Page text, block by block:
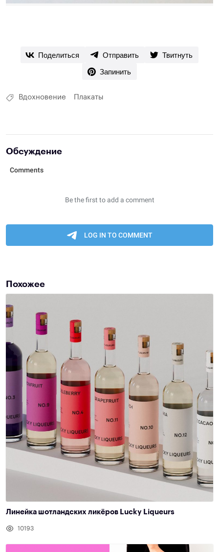
Поделиться Отправить
Твитнуть
Запинить
Вдохновение Плакаты
Обсуждение
Похожее
Линейка шотландских ликёров Lucky Liqueurs
10193